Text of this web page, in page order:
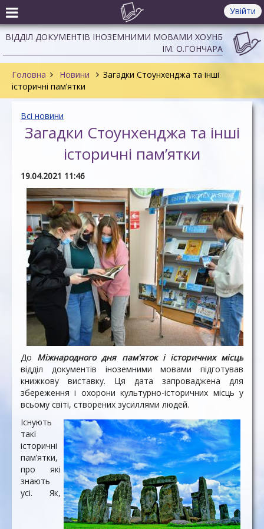
Увійти
ВІДДІЛ ДОКУМЕНТІВ ІНОЗЕМНИМИ МОВАМИ ХОУНБ
ІМ. О.ГОНЧАРА
Головна Новини
Загадки Стоунхенджа та інші
історичні пам’ятки
Всі новини
Загадки Стоунхенджа та інші
історичні пам’ятки
19.04.2021 11:46
До Міжнародного дня пам'яток і історичних місць
відділ документів іноземними мовами підготував
книжкову виставку. Ця дата запроваджена для
збереження і охорони культурно-історичних місць у
всьому світі, створених зусиллями людей.
Існують
такі
історичні
пам’ятки,
про які
знають
усі. Як,